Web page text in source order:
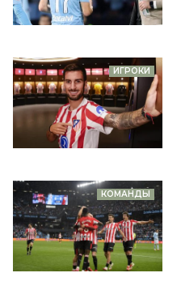
ИГРОКИ
КОМАНДЫ